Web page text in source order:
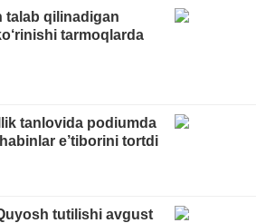
talab qilinadigan
tarmoqlarda
tanlovida podiumda
e’tiborini tortdi
tutilishi avgust